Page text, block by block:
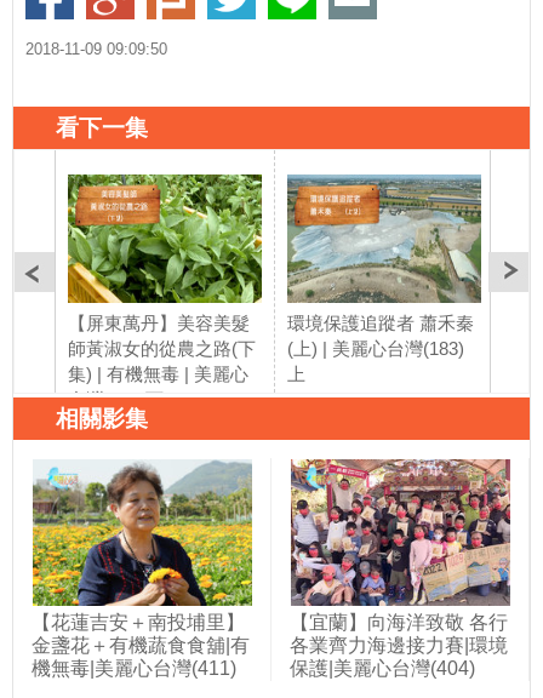
2018-11-09 09:09:50
看下一集
【屏東萬丹】美容美髮
師黃淑女的從農之路(下
集) | 有機無毒 | 美麗心
台灣(182)下
環境保護追蹤者 蕭禾秦
(上) | 美麗心台灣(183)
上
相關影集
【花蓮吉安＋南投埔里】
金盞花＋有機蔬食食舖|有
機無毒|美麗心台灣(411)
【宜蘭】向海洋致敬 各行
各業齊力海邊接力賽|環境
保護|美麗心台灣(404)